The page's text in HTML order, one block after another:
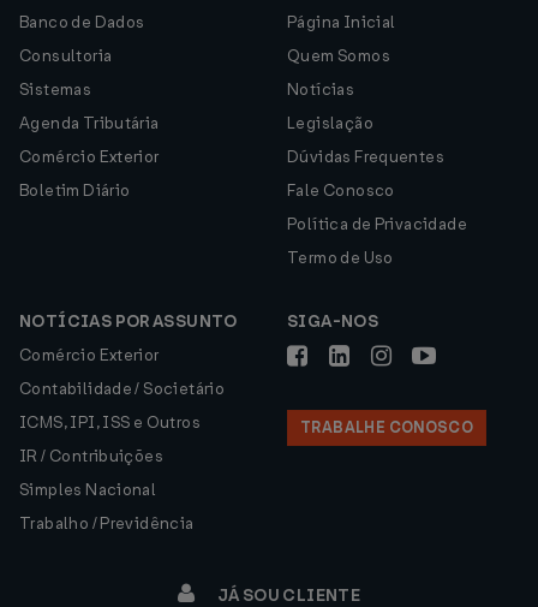
Banco de Dados
Consultoria
Sistemas
Agenda Tributária
Comércio Exterior
Boletim Diário
Página Inicial
Quem Somos
Notícias
Legislação
Dúvidas Frequentes
Fale Conosco
Política de Privacidade
Termo de Uso
NOTÍCIAS POR ASSUNTO
Comércio Exterior
Contabilidade / Societário
ICMS, IPI, ISS e Outros
IR / Contribuições
Simples Nacional
Trabalho / Previdência
SIGA-NOS
TRABALHE CONOSCO
JÁ SOU CLIENTE